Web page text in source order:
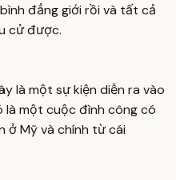
đẳng giới rồi và tất cả
cử được.
là một sự kiện diễn ra vào
là một cuộc đình công có
ở Mỹ và chính từ cái